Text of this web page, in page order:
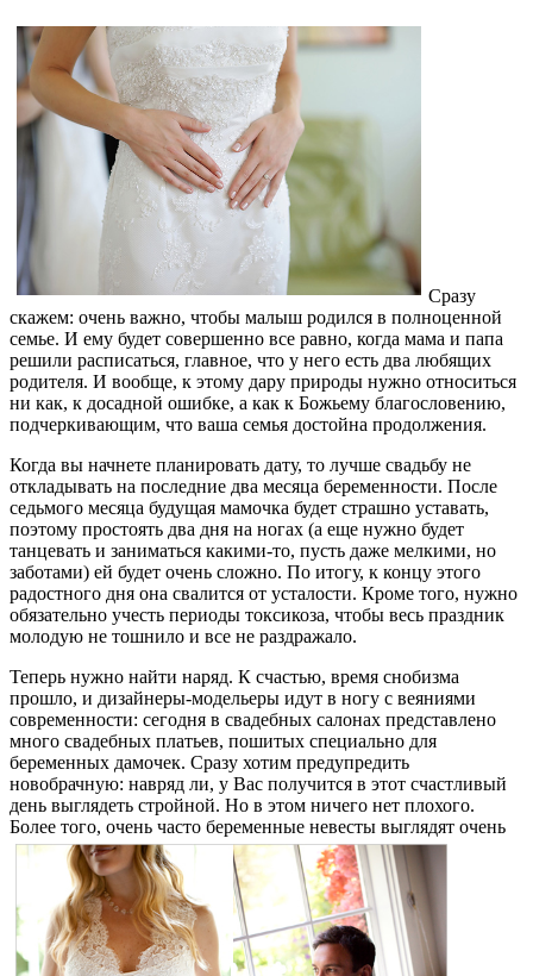
Сразу
скажем: очень важно, чтобы малыш родился в полноценной
семье. И ему будет совершенно все равно, когда мама и папа
решили расписаться, главное, что у него есть два любящих
родителя. И вообще, к этому дару природы нужно относиться
ни как, к досадной ошибке, а как к Божьему благословению,
подчеркивающим, что ваша семья достойна продолжения.
Когда вы начнете планировать дату, то лучше свадьбу не
откладывать на последние два месяца беременности. После
седьмого месяца будущая мамочка будет страшно уставать,
поэтому простоять два дня на ногах (а еще нужно будет
танцевать и заниматься какими-то, пусть даже мелкими, но
заботами) ей будет очень сложно. По итогу, к концу этого
радостного дня она свалится от усталости. Кроме того, нужно
обязательно учесть периоды токсикоза, чтобы весь праздник
молодую не тошнило и все не раздражало.
Теперь нужно найти наряд. К счастью, время снобизма
прошло, и дизайнеры-модельеры идут в ногу с веяниями
современности: сегодня в свадебных салонах представлено
много свадебных платьев, пошитых специально для
беременных дамочек. Сразу хотим предупредить
новобрачную: навряд ли, у Вас получится в этот счастливый
день выглядеть стройной. Но в этом ничего нет плохого.
Более того, очень часто беременные невесты выглядят очень